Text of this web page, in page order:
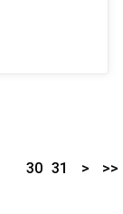
30 31 > >>